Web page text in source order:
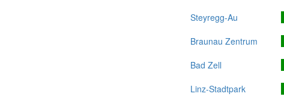
Steyregg-Au
Braunau Zentrum
Bad Zell
Linz-Stadtpark